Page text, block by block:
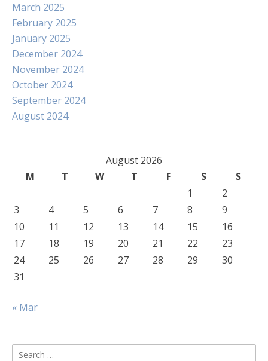
March 2025
February 2025
January 2025
December 2024
November 2024
October 2024
September 2024
August 2024
August 2026
M
T W T F S
S
1
2
3
4 5 6 7 8
9
10
11 12 13 14 15
16
17
18 19 20 21 22
23
24
25 26 27 28 29
30
31
« Mar
Search